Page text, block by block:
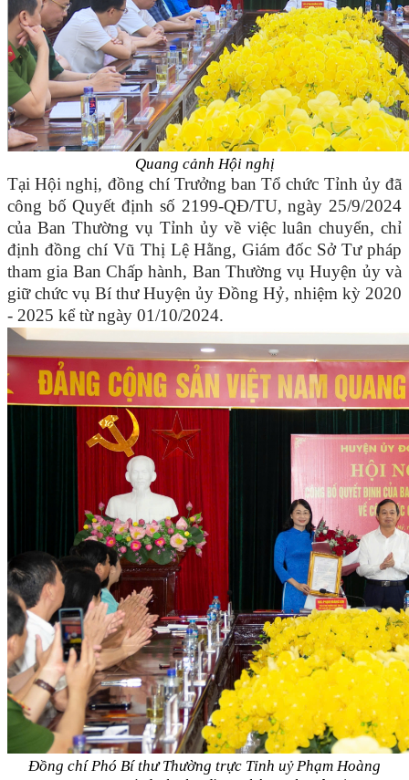
Quang cảnh Hội nghị
Tại Hội nghị, đồng chí Trưởng ban Tổ chức Tỉnh ủy đã
công bố Quyết định số 2199-QĐ/TU, ngày 25/9/2024
của Ban Thường vụ Tỉnh ủy về việc luân chuyển, chỉ
định đồng chí Vũ Thị Lệ Hằng, Giám đốc Sở Tư pháp
tham gia Ban Chấp hành, Ban Thường vụ Huyện ủy và
giữ chức vụ Bí thư Huyện ủy Đồng Hỷ, nhiệm kỳ 2020
- 2025 kể từ ngày 01/10/2024.
Đồng chíPhó Bí thư Thường trực Tỉnh uỷPhạm Hoàng